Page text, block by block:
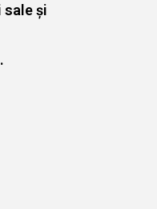
sale și